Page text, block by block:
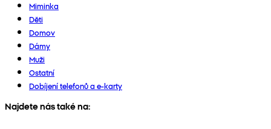
Miminka
Děti
Domov
Dámy
Muži
Ostatní
Dobíjení telefonů a e-karty
Najdete nás také na: